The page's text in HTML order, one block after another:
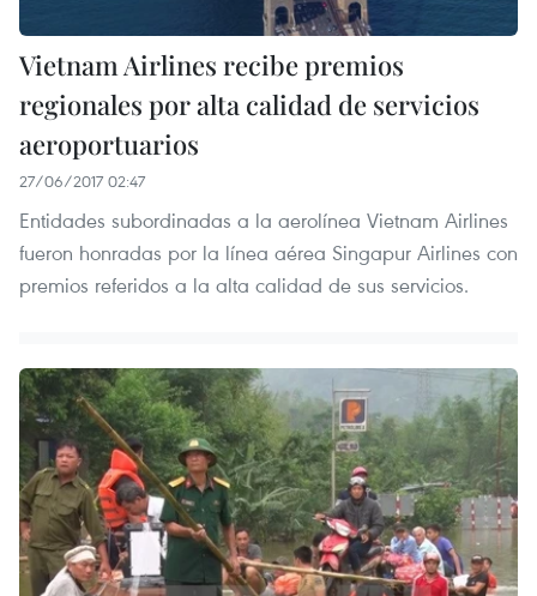
Vietnam Airlines recibe premios
regionales por alta calidad de servicios
aeroportuarios
27/06/2017 02:47
Entidades subordinadas a la aerolínea Vietnam Airlines
fueron honradas por la línea aérea Singapur Airlines con
premios referidos a la alta calidad de sus servicios.